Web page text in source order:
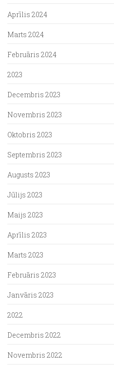
Aprīlis 2024
Marts 2024
Februāris 2024
2023
Decembris 2023
Novembris 2023
Oktobris 2023
Septembris 2023
Augusts 2023
Jūlijs 2023
Maijs 2023
Aprīlis 2023
Marts 2023
Februāris 2023
Janvāris 2023
2022
Decembris 2022
Novembris 2022